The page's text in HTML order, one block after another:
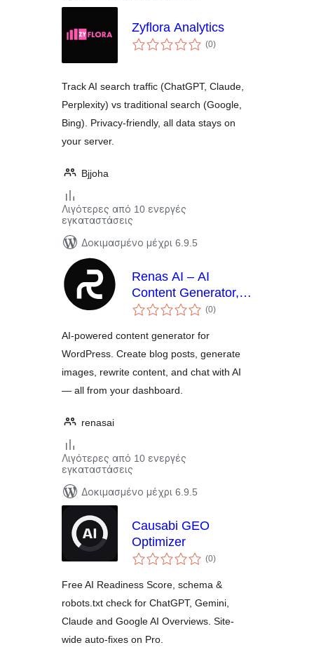
Zyflora Analytics
(0αξιολογήσεις
σύνολο
)
Track AI search traffic (ChatGPT, Claude,
Perplexity) vs traditional search (Google,
Bing). Privacy-friendly, all data stays on
your server.
Bjjoha
Λιγότερες από 10 ενεργές
εγκαταστάσεις
Δοκιμασμένο μέχρι 6.9.5
Renas AI – AI
Content Generator,
Blog Writer, Image
(0αξιολογήσεις
σύνολο
)
AI-powered content generator for
WordPress. Create blog posts, generate
images, rewrite content, and chat with AI
— all from your dashboard.
renasai
Λιγότερες από 10 ενεργές
εγκαταστάσεις
Δοκιμασμένο μέχρι 6.9.5
Causabi GEO
Optimizer
(0αξιολογήσεις
σύνολο
)
Free AI Readiness Score, schema &
robots.txt check for ChatGPT, Gemini,
Claude and Google AI Overviews. Site-
wide auto-fixes on Pro.